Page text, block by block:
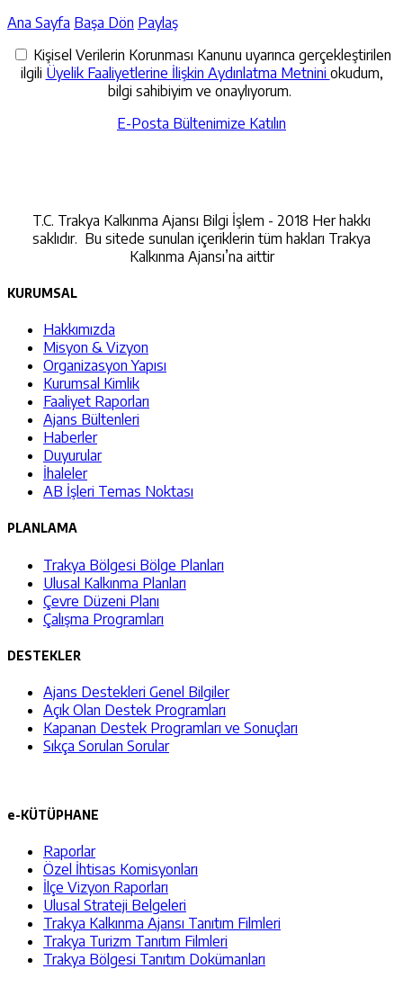
Ana Sayfa Başa Dön Paylaş
Kişisel Verilerin Korunması Kanunu uyarınca gerçekleştirilen
ilgili Üyelik Faaliyetlerine İlişkin Aydınlatma Metnini okudum,
bilgi sahibiyim ve onaylıyorum.
E-Posta Bültenimize Katılın
T.C. Trakya Kalkınma Ajansı Bilgi İşlem - 2018 Her hakkı
saklıdır. Bu sitede sunulan içeriklerin tüm hakları Trakya
Kalkınma Ajansı’na aittir
KURUMSAL
Hakkımızda
Misyon & Vizyon
Organizasyon Yapısı
Kurumsal Kimlik
Faaliyet Raporları
Ajans Bültenleri
Haberler
Duyurular
İhaleler
AB İşleri Temas Noktası
PLANLAMA
Trakya Bölgesi Bölge Planları
Ulusal Kalkınma Planları
Çevre Düzeni Planı
Çalışma Programları
DESTEKLER
Ajans Destekleri Genel Bilgiler
Açık Olan Destek Programları
Kapanan Destek Programları ve Sonuçları
Sıkça Sorulan Sorular
e-KÜTÜPHANE
Raporlar
Özel İhtisas Komisyonları
İlçe Vizyon Raporları
Ulusal Strateji Belgeleri
Trakya Kalkınma Ajansı Tanıtım Filmleri
Trakya Turizm Tanıtım Filmleri
Trakya Bölgesi Tanıtım Dokümanları